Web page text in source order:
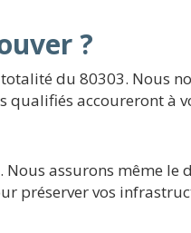
?
du 80303. Nous
qualifiés accoureront à
assurons même le
préserver vos